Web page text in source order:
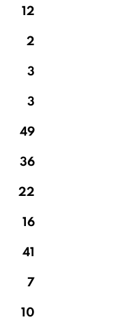
12
2
3
3
49
36
22
16
41
7
10